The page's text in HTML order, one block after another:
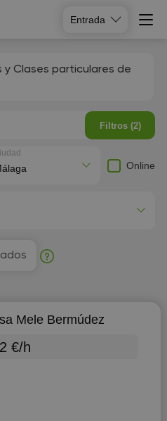
Entrada
y Clases particulares de
Mele Bermúdez
€/h
Filtros (2)
Online